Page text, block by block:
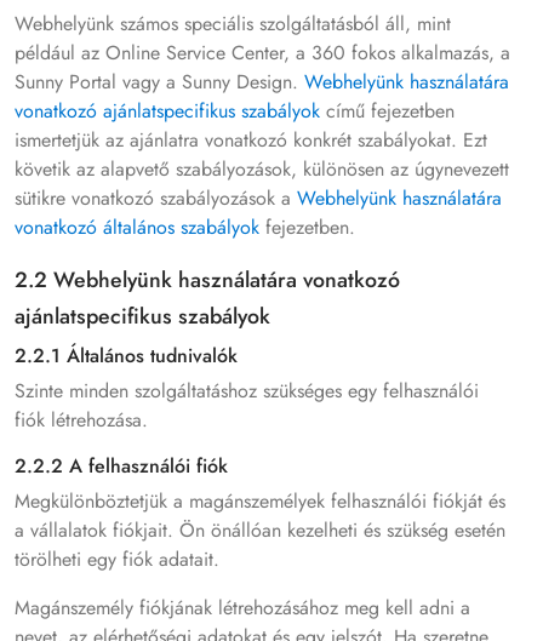
Webhelyünk számos speciális szolgáltatásból áll, mint
például az Online Service Center, a 360 fokos alkalmazás, a
Sunny Portal vagy a Sunny Design. Webhelyünk használatára
vonatkozó ajánlatspecifikus szabályok című fejezetben
ismertetjük az ajánlatra vonatkozó konkrét szabályokat. Ezt
követik az alapvető szabályozások, különösen az úgynevezett
sütikre vonatkozó szabályozások a Webhelyünk használatára
vonatkozó általános szabályok fejezetben.
2.2 Webhelyünk használatára vonatkozó
ajánlatspecifikus szabályok
2.2.1 Általános tudnivalók
Szinte minden szolgáltatáshoz szükséges egy felhasználói
fiók létrehozása.
2.2.2 A felhasználói fiók
Megkülönböztetjük a magánszemélyek felhasználói fiókját és
a vállalatok fiókjait. Ön önállóan kezelheti és szükség esetén
törölheti egy fiók adatait.
Magánszemély fiókjának létrehozásához meg kell adni a